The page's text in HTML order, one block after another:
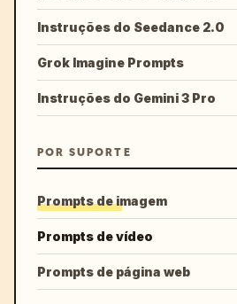
Instruções do Seedance 2.0
Grok Imagine Prompts
Instruções do Gemini 3 Pro
POR SUPORTE
Prompts de imagem
Prompts de vídeo
Prompts de página web